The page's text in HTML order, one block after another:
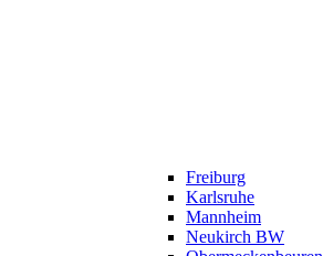
Freiburg
Karlsruhe
Mannheim
Neukirch BW